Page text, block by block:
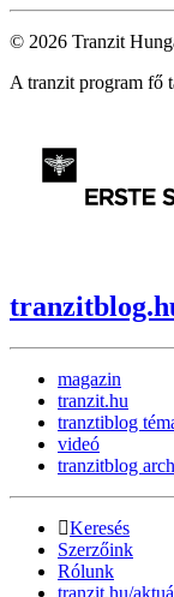
© 2026 Tranzit
A tranzit program fő
magazin
tranzit.hu
tranztiblog
videó
tranzitblog
Keresés
Szerzőink
Rólunk
tranzit.hu/